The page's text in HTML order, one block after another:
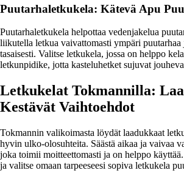
Puutarhaletkukela: Kätevä Apu
Puutarhaletkukela helpottaa vedenjakelua
liikutella letkua vaivattomasti ympäri puutarhaa
tasaisesti. Valitse letkukela, jossa on helppo
letkunpidike, jotta kasteluhetket sujuvat
Letkukelat Tokmannilla:
Kestävät Vaihtoehdot
Tokmannin valikoimasta löydät laadukkaat
hyvin ulko-olosuhteita. Säästä aikaa ja vaivaa
joka toimii moitteettomasti ja on helppo
ja valitse omaan tarpeeseesi sopiva letkukela